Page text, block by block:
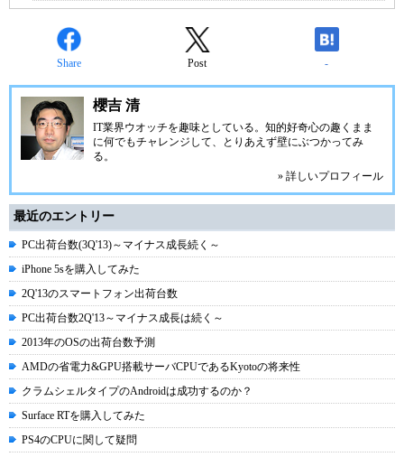
Share Post -
櫻吉 清
IT業界ウオッチを趣味としている。知的好奇心の趣くまま
に何でもチャレンジして、とりあえず壁にぶつかってみ
る。
» 詳しいプロフィール
最近のエントリー
PC出荷台数(3Q'13)～マイナス成長続く～
iPhone 5sを購入してみた
2Q'13のスマートフォン出荷台数
PC出荷台数2Q'13～マイナス成長は続く～
2013年のOSの出荷台数予測
AMDの省電力&GPU搭載サーバCPUであるKyotoの将来性
クラムシェルタイプのAndroidは成功するのか？
Surface RTを購入してみた
PS4のCPUに関して疑問